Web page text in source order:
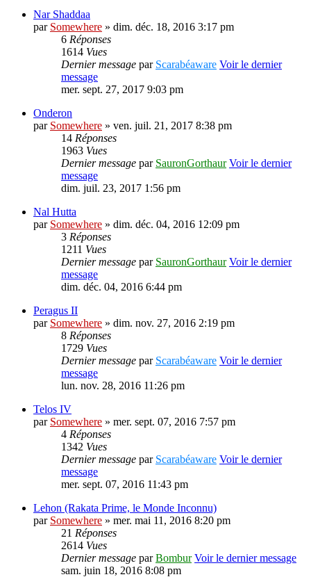
Nar Shaddaa
par Somewhere » dim. déc. 18, 2016 3:17 pm
6 Réponses
1614 Vues
Dernier message par Scarabéaware Voir le dernier
message
mer. sept. 27, 2017 9:03 pm
Onderon
par Somewhere » ven. juil. 21, 2017 8:38 pm
14 Réponses
1963 Vues
Dernier message par SauronGorthaur Voir le dernier
message
dim. juil. 23, 2017 1:56 pm
Nal Hutta
par Somewhere » dim. déc. 04, 2016 12:09 pm
3 Réponses
1211 Vues
Dernier message par SauronGorthaur Voir le dernier
message
dim. déc. 04, 2016 6:44 pm
Peragus II
par Somewhere » dim. nov. 27, 2016 2:19 pm
8 Réponses
1729 Vues
Dernier message par Scarabéaware Voir le dernier
message
lun. nov. 28, 2016 11:26 pm
Telos IV
par Somewhere » mer. sept. 07, 2016 7:57 pm
4 Réponses
1342 Vues
Dernier message par Scarabéaware Voir le dernier
message
mer. sept. 07, 2016 11:43 pm
Lehon (Rakata Prime, le Monde Inconnu)
par Somewhere » mer. mai 11, 2016 8:20 pm
21 Réponses
2614 Vues
Dernier message parBombur Voir le dernier message
sam. juin 18, 2016 8:08 pm